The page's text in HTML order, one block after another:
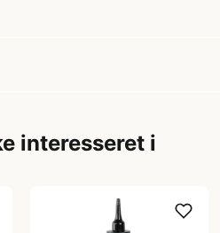
interesseret i